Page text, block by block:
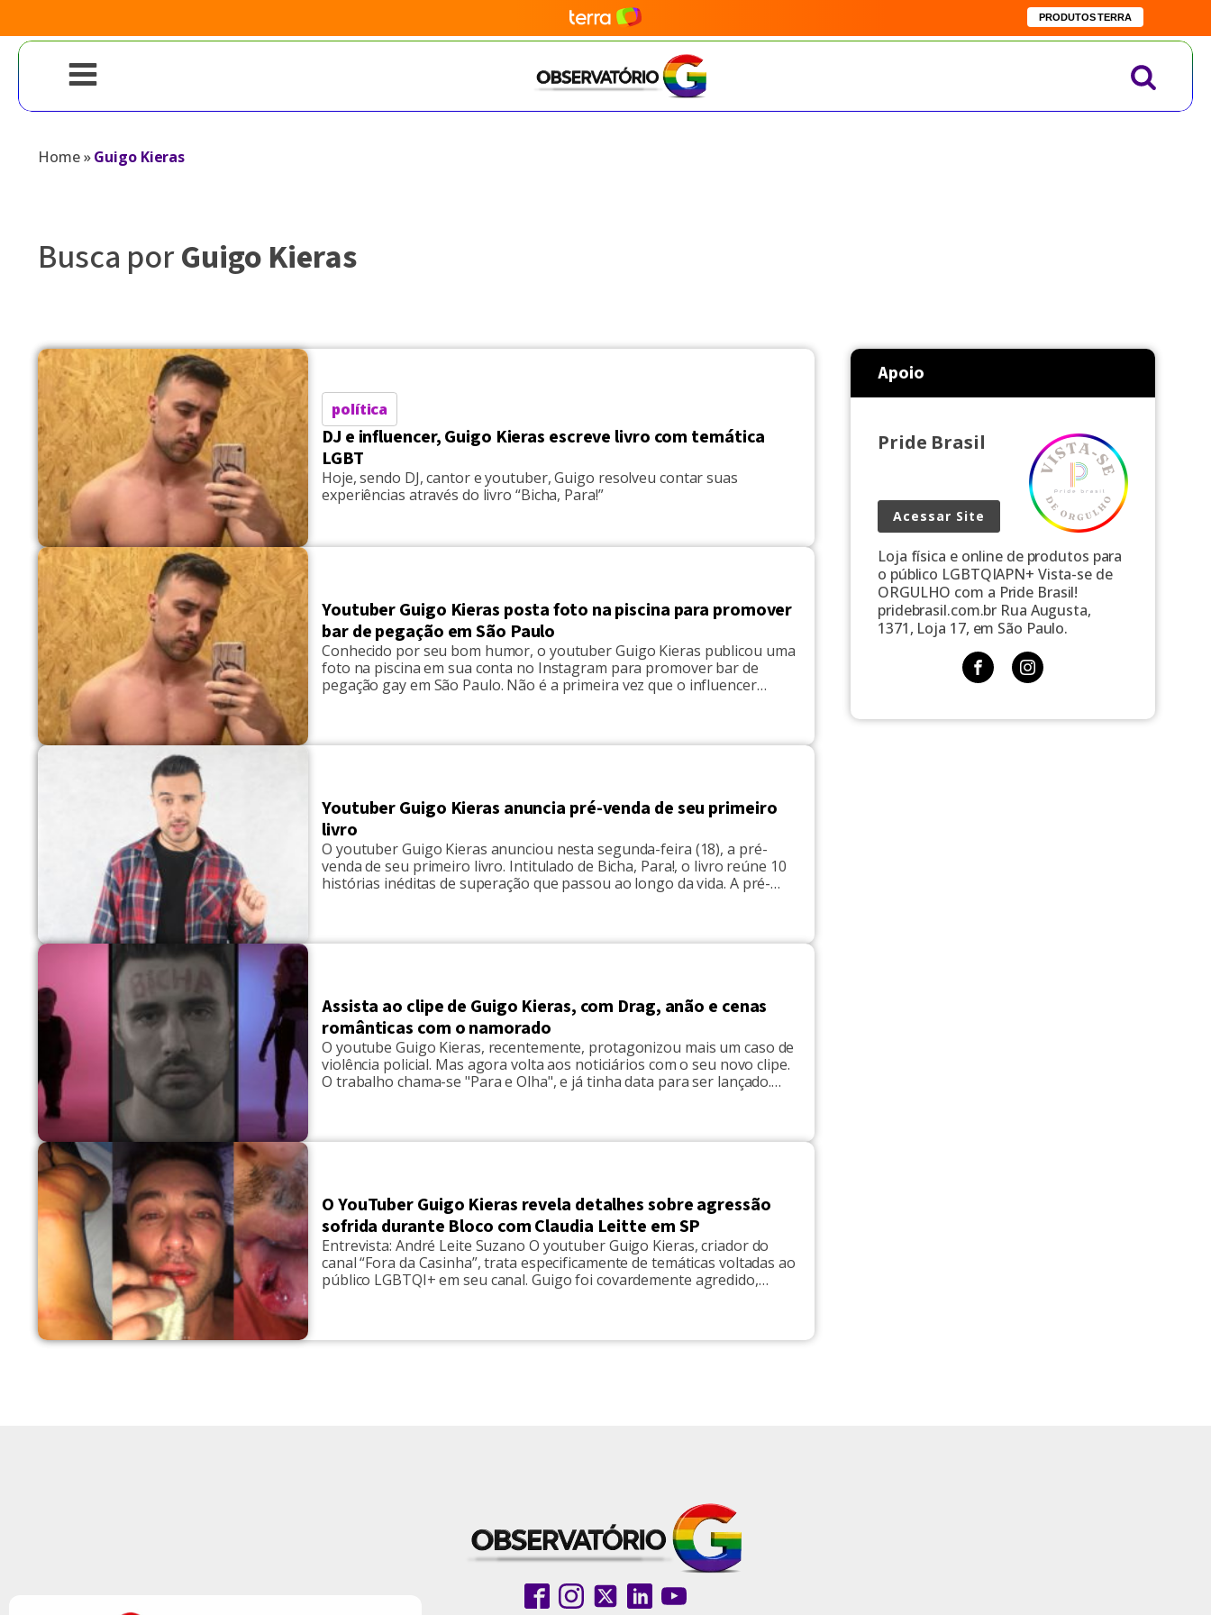
PRODUTOS TERRA
Home»Guigo Kieras
Busca porGuigo Kieras
política
DJ e influencer, Guigo Kieras escreve livro com temática
LGBT
Hoje, sendo DJ, cantor e youtuber, Guigo resolveu contar suas
experiências através do livro “Bicha, Para!”
Youtuber Guigo Kieras posta foto na piscina para promover
bar de pegação em São Paulo
Conhecido por seu bom humor, o youtuber Guigo Kieras publicou uma
foto na piscina em sua conta no Instagram para promover bar de
pegação gay em São Paulo. Não é a primeira vez que o influencer
Youtuber Guigo Kieras anuncia pré-venda de seu primeiro
livro
O youtuber Guigo Kieras anunciou nesta segunda-feira (18), a pré-
venda de seu primeiro livro. Intitulado de Bicha, Para!, o livro reúne 10
histórias inéditas de superação que passou ao longo da vida. A pré-
Assista ao clipe de Guigo Kieras, com Drag, anão e cenas
românticas com o namorado
O youtube Guigo Kieras, recentemente, protagonizou mais um caso de
violência policial. Mas agora volta aos noticiários com o seu novo clipe.
O trabalho chama-se "Para e Olha", e já tinha data para ser lançado.
O YouTuber Guigo Kieras revela detalhes sobre agressão
sofrida durante Bloco com Claudia Leitte em SP
Entrevista: André Leite Suzano O youtuber Guigo Kieras, criador do
canal “Fora da Casinha”, trata especificamente de temáticas voltadas ao
público LGBTQI+ em seu canal. Guigo foi covardemente agredido,
Apoio
Pride Brasil
Acessar Site
Loja física e online de produtos para
o público LGBTQIAPN+ Vista-se de
ORGULHO com a Pride Brasil!
pridebrasil.com.br Rua Augusta,
1371, Loja 17, em São Paulo.